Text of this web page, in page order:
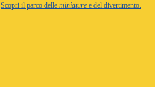
Scopri il parco delle miniature e del divertimento.